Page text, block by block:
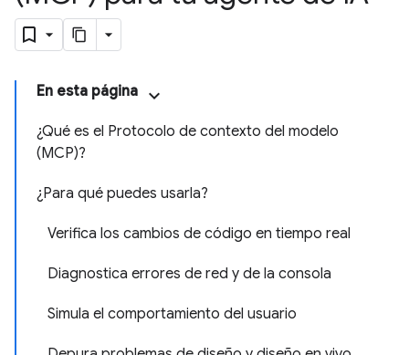
En esta página
¿Qué es el Protocolo de contexto del modelo
(MCP)?
¿Para qué puedes usarla?
Verifica los cambios de código en tiempo real
Diagnostica errores de red y de la consola
Simula el comportamiento del usuario